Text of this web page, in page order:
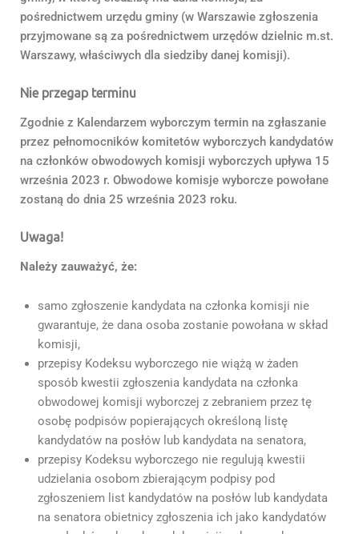
pośrednictwem urzędu gminy (w Warszawie zgłoszenia
przyjmowane są za pośrednictwem urzędów dzielnic m.st.
Warszawy, właściwych dla siedziby danej komisji).
Nie przegap terminu
Zgodnie z Kalendarzem wyborczym termin na zgłaszanie
przez pełnomocników komitetów wyborczych kandydatów
na członków obwodowych komisji wyborczych upływa 15
września 2023 r. Obwodowe komisje wyborcze powołane
zostaną do dnia 25 września 2023 roku.
Uwaga!
Należy zauważyć, że:
samo zgłoszenie kandydata na członka komisji nie
gwarantuje, że dana osoba zostanie powołana w skład
komisji,
przepisy Kodeksu wyborczego nie wiążą w żaden
sposób kwestii zgłoszenia kandydata na członka
obwodowej komisji wyborczej z zebraniem przez tę
osobę podpisów popierających określoną listę
kandydatów na posłów lub kandydata na senatora,
przepisy Kodeksu wyborczego nie regulują kwestii
udzielania osobom zbierającym podpisy pod
zgłoszeniem list kandydatów na posłów lub kandydata
na senatora obietnicy zgłoszenia ich jako kandydatów